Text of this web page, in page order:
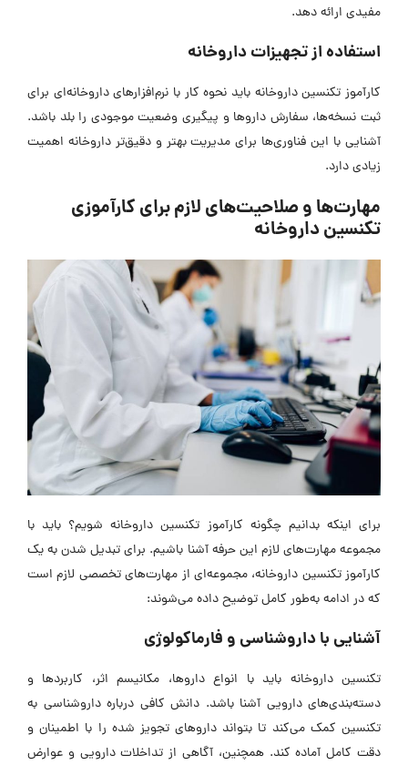
مفیدی ارائه دهد.
استفاده از تجهیزات داروخانه
کارآموز تکنسین‌ داروخانه باید نحوه کار با نرم‌افزارهای داروخانه‌ای برای
ثبت نسخه‌ها، سفارش داروها و پیگیری وضعیت موجودی را بلد باشد.
آشنایی با این فناوری‌ها برای مدیریت بهتر و دقیق‌تر داروخانه اهمیت
زیادی دارد.
مهارت‌ها و صلاحیت‌های لازم برای کارآموزی
تکنسین داروخانه
برای اینکه بدانیم چگونه کارآموز تکنسین داروخانه شویم؟ باید با
مجموعه مهارت‌های لازم این حرفه آشنا باشیم. برای تبدیل شدن به یک
کارآموز تکنسین داروخانه، مجموعه‌ای از مهارت‌های تخصصی لازم است
که در ادامه به‌طور کامل توضیح داده می‌شوند:
آشنایی با داروشناسی و فارماکولوژی
تکنسین داروخانه باید با انواع داروها، مکانیسم اثر، کاربردها و
دسته‌بندی‌های دارویی آشنا باشد. دانش کافی درباره داروشناسی به
تکنسین کمک می‌کند تا بتواند داروهای تجویز شده را با اطمینان و
دقت کامل آماده کند. همچنین، آگاهی از تداخلات دارویی و عوارض